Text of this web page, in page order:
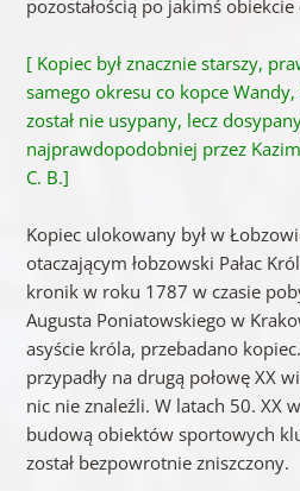
pozostałością po jakimś
[ Kopiec był znacznie starszy,
samego okresu co kopce Wandy,
został nie usypany, lecz
najprawdopodobniej przez
C. B.]
Kopiec ulokowany był w
otaczającym łobzowski Pałac
kronik w roku 1787 w czasie
Augusta Poniatowskiego w
asyście króla, przebadano
przypadły na drugą połowę XX
nic nie znaleźli. W latach 50. XX
budową obiektów sportowych
został bezpowrotnie zniszczony.